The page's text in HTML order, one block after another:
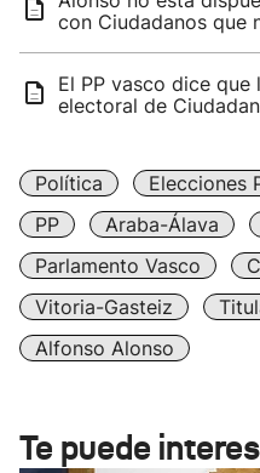
con Ciudadanos que
El PP vasco dice
electoral de
Política Elecciones
PP
Araba-Álava
Parlamento Vasco
Vitoria-Gasteiz
Alfonso Alonso
Te puede